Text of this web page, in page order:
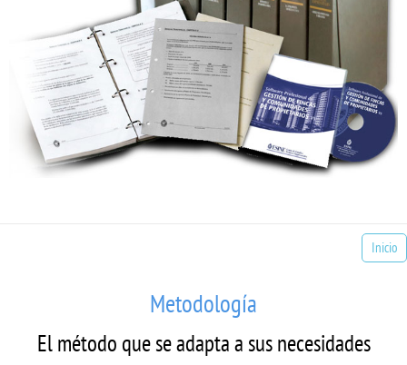
Inicio
Metodología
El método que se adapta a sus necesidades